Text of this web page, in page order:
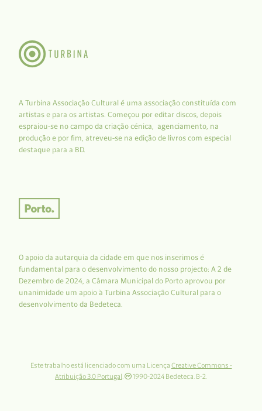
A Turbina Associação Cultural é uma associação constituída com
artistas e para os artistas. Começou por editar discos, depois
espraiou-se no campo da criação cénica, agenciamento, na
produção e por fim, atreveu-se na edição de livros com especial
destaque para a BD.
O apoio da autarquia da cidade em que nos inserimos é
fundamental para o desenvolvimento do nosso projecto: A 2 de
Dezembro de 2024, a Câmara Municipal do Porto aprovou por
unanimidade um apoio à Turbina Associação Cultural para o
desenvolvimento da Bedeteca.
Este trabalho está licenciado com uma Licença Creative Commons -
Atribuição 3.0 Portugal
1990-2024 Bedeteca. B-2.